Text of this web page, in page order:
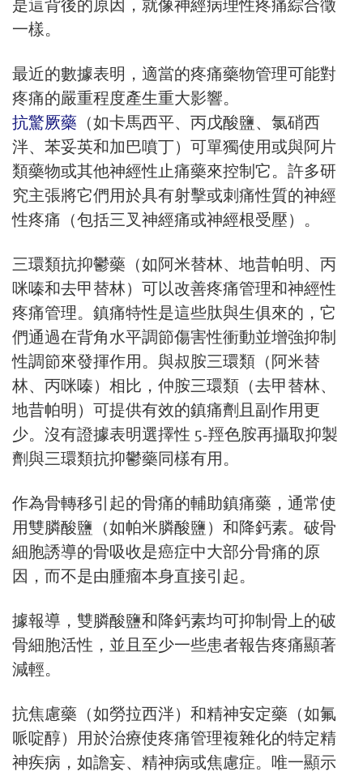
是這背後的原因，就像神經病理性疼痛綜合徵
一樣。
最近的數據表明，適當的疼痛藥物管理可能對
疼痛的嚴重程度產生重大影響。
抗驚厥藥 （如卡馬西平、丙戊酸鹽、氯硝西
泮、苯妥英和加巴噴丁）可單獨使用或與阿片
類藥物或其他神經性止痛藥來控制它。許多研
究主張將它們用於具有射擊或刺痛性質的神經
性疼痛（包括三叉神經痛或神經根受壓）。
三環類抗抑鬱藥（如阿米替林、地昔帕明、丙
咪嗪和去甲替林）可以改善疼痛管理和神經性
疼痛管理。鎮痛特性是這些肽與生俱來的，它
們通過在背角水平調節傷害性衝動並增強抑制
性調節來發揮作用。與叔胺三環類（阿米替
林、丙咪嗪）相比，仲胺三環類（去甲替林、
地昔帕明）可提供有效的鎮痛劑且副作用更
少。沒有證據表明選擇性 5-羥色胺再攝取抑製
劑與三環類抗抑鬱藥同樣有用。
作為骨轉移引起的骨痛的輔助鎮痛藥，通常使
用雙膦酸鹽（如帕米膦酸鹽）和降鈣素。破骨
細胞誘導的骨吸收是癌症中大部分骨痛的原
因，而不是由腫瘤本身直接引起。
據報導，雙膦酸鹽和降鈣素均可抑制骨上的破
骨細胞活性，並且至少一些患者報告疼痛顯著
減輕。
抗焦慮藥（如勞拉西泮）和精神安定藥（如氟
哌啶醇）用於治療使疼痛管理複雜化的特定精
神疾病，如譫妄、精神病或焦慮症。唯一顯示